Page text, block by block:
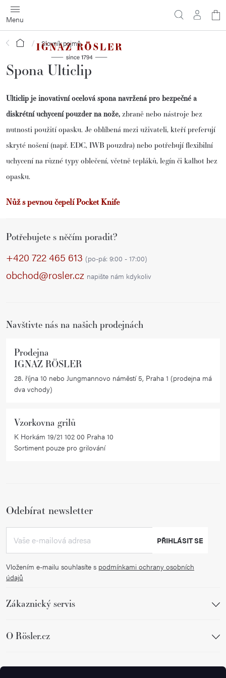
Přejít
na
obsah
Domů Slovník pojmů
Spona Ulticlip
Ulticlip je inovativní ocelová spona navržená pro bezpečné a
diskrétní uchycení pouzder na nože, zbraně nebo nástroje bez
nutnosti použití opasku. Je oblíbená mezi uživateli, kteří preferují
skryté nošení (např. EDC, IWB pouzdra) nebo potřebují flexibilní
uchycení na různé typy oblečení, včetně tepláků, legín či kalhot bez
opasku.
Nůž s pevnou čepelí Pocket Knife
Potřebujete s něčím poradit?
+420 722 465 613 (po-pá: 9:00 - 17:00)
obchod@rosler.cz napište nám kdykoliv
Navštivte nás na našich prodejnách
Prodejna
IGNAZ RÖSLER
28. října 10 nebo Jungmannovo náměstí 5, Praha 1 (prodejna má
dva vchody)
Vzorkovna grilů
K Horkám 19/21 102 00 Praha 10
Sortiment pouze pro grilování
Odebírat newsletter
Vložením e-mailu souhlasíte s podmínkami ochrany osobních
údajů
PŘIHLÁSIT SE
Zákaznický servis
O Rösler.cz
Sledujte nás